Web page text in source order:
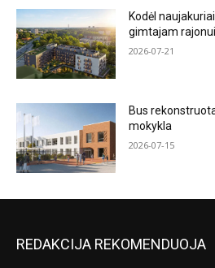
Kodėl
gimtajam
2026-07-21
Bus
mokykla
2026-07-15
REDAKCIJA REKOMENDUOJA